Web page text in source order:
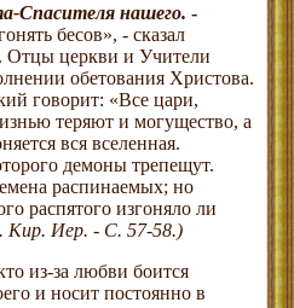
Спасителя нашего.-
бесов», - сказал
Отцы церкви и Учители
обетования Христова.
говорит: «Все цари,
теряют и могущество, а
вся вселенная.
демоны трепещут.
распинаемых; но
распятого изгоняло ли
Кир. Иер. - С. 57-58.)
из-за любви боится
и носит постоянно в